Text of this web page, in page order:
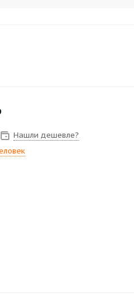
Нашли дешевле?